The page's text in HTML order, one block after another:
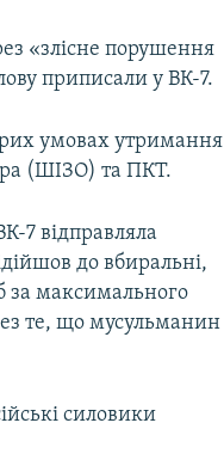
«злісне порушення
приписали у ВК-7.
умовах утримання
(ШІЗО) та ПКТ.
7 відправляла
до вбиральні,
за максимального
те, що мусульманин
силовики